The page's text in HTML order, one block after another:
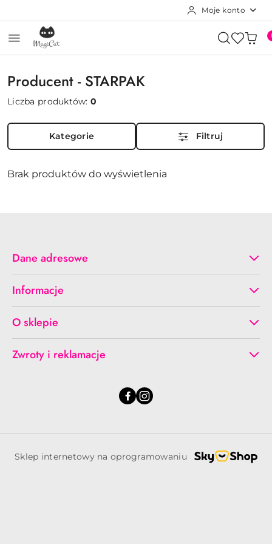
Moje konto
Producent - STARPAK
Liczba produktów:0
Kategorie Filtruj
Brak produktów do wyświetlenia
Dane adresowe
Informacje
O sklepie
Zwroty i reklamacje
Sklep internetowy na oprogramowaniu